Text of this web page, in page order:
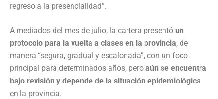
regreso a la presencialidad”.
A mediados del mes de julio, la cartera presentó un
protocolo para la vuelta a clases en la provincia, de
manera “segura, gradual y escalonada”, con un foco
principal para determinados años, pero aún se encuentra
bajo revisión y depende de la situación epidemiológica
en la provincia.